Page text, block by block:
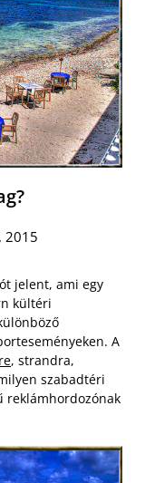
2015
jelent, ami egy
kültéri
A
, strandra,
szabadtéri
reklámhordozónak